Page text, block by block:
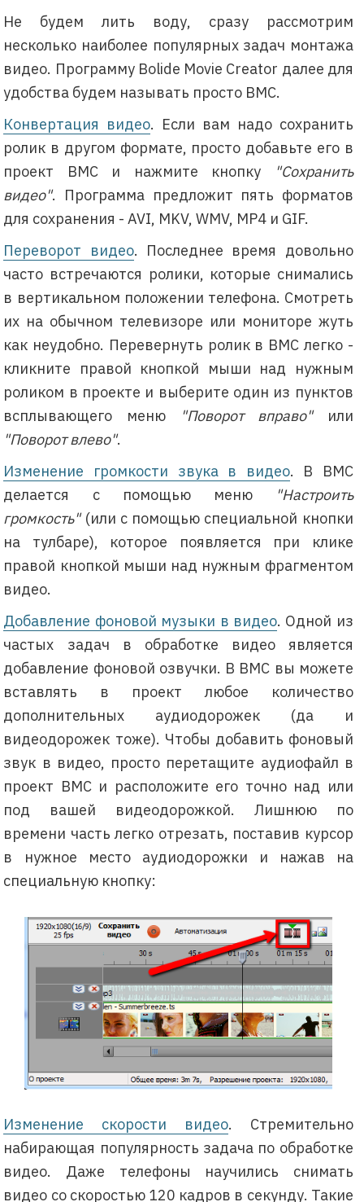
Не будем лить воду, сразу рассмотрим
несколько наиболее популярных задач монтажа
видео. Программу Bolide Movie Creator далее для
удобства будем называть просто BMC.
Конвертация видео. Если вам надо сохранить
ролик в другом формате, просто добавьте его в
проект BMC и нажмите кнопку
"Сохранить
видео". Программа предложит пять форматов
для сохранения - AVI, MKV, WMV, MP4 и GIF.
Переворот видео. Последнее время довольно
часто встречаются ролики, которые снимались
в вертикальном положении телефона. Смотреть
их на обычном телевизоре или мониторе жуть
как неудобно. Перевернуть ролик в BMC легко -
кликните правой кнопкой мыши над нужным
роликом в проекте и выберите один из пунктов
всплывающего меню
"Поворот вправо"или
"Поворот влево".
Изменение громкости звука в видео. В BMC
делается с помощью меню
"Настроить
громкость"(или с помощью специальной кнопки
на тулбаре), которое появляется при клике
правой кнопкой мыши над нужным фрагментом
видео.
Добавление фоновой музыки в видео. Одной из
частых задач в обработке видео является
добавление фоновой озвучки. В BMC вы можете
вставлять в проект любое количество
дополнительных аудиодорожек (да и
видеодорожек тоже). Чтобы добавить фоновый
звук в видео, просто перетащите аудиофайл в
проект BMC и расположите его точно над или
под вашей видеодорожкой. Лишнюю по
времени часть легко отрезать, поставив курсор
в нужное место аудиодорожки и нажав на
специальную кнопку:
Изменение скорости видео. Стремительно
набирающая популярность задача по обработке
видео. Даже телефоны научились снимать
видео со скоростью 120 кадров в секунду. Такие